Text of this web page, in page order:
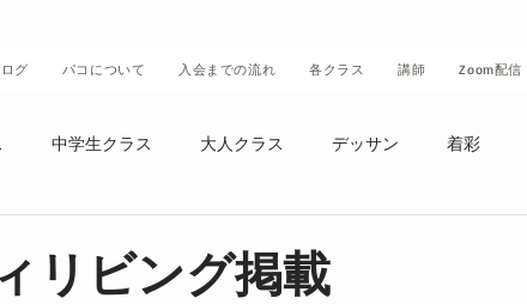
グ パコについて 入会までの流れ 各クラス 講師 Zoom配信
中学生クラス 大人クラス デッサン 着彩
リビング掲載